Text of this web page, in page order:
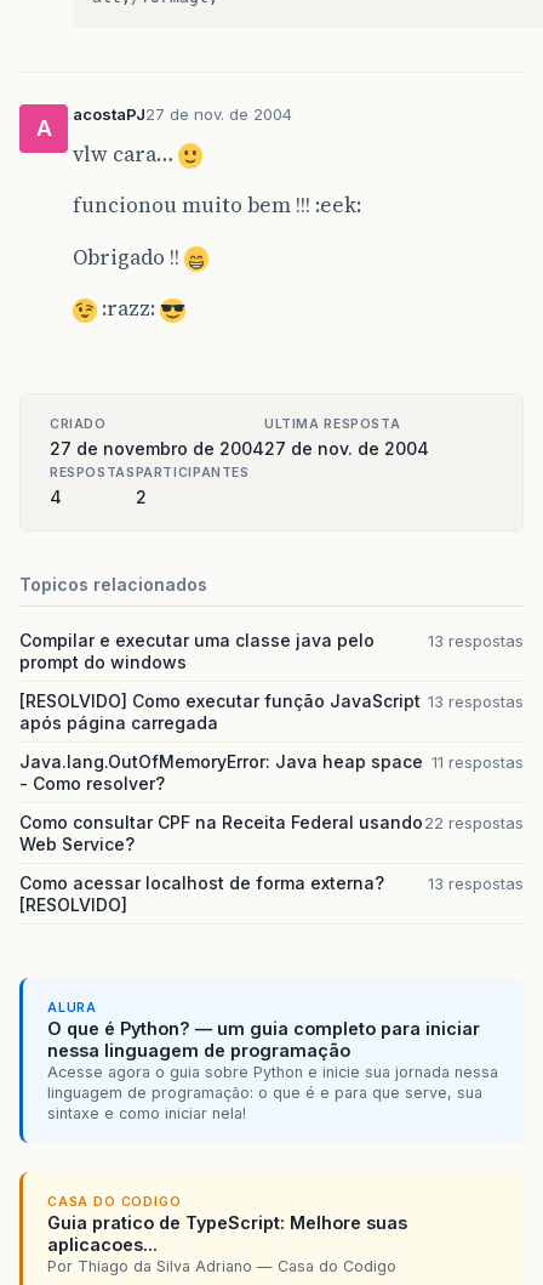
A
acostaPJ27 de nov. de 2004
vlw cara…
funcionou muito bem !!! :eek:
Obrigado !!
:razz:
CRIADO
27 de novembro de 2004
ULTIMA RESPOSTA
27 de nov. de 2004
RESPOSTAS
4
PARTICIPANTES
2
Topicos relacionados
Compilar e executar uma classe java pelo
prompt do windows
13 respostas
[RESOLVIDO] Como executar função JavaScript
após página carregada
13 respostas
Java.lang.OutOfMemoryError: Java heap space
- Como resolver?
11 respostas
Como consultar CPF na Receita Federal usando
Web Service?
22 respostas
Como acessar localhost de forma externa?
[RESOLVIDO]
13 respostas
ALURA
O que é Python? — um guia completo para iniciar
nessa linguagem de programação
Acesse agora o guia sobre Python e inicie sua jornada nessa
linguagem de programação: o que é e para que serve, sua
sintaxe e como iniciar nela!
CASA DO CODIGO
Guia pratico de TypeScript: Melhore suas
aplicacoes...
Por Thiago da Silva Adriano — Casa do Codigo